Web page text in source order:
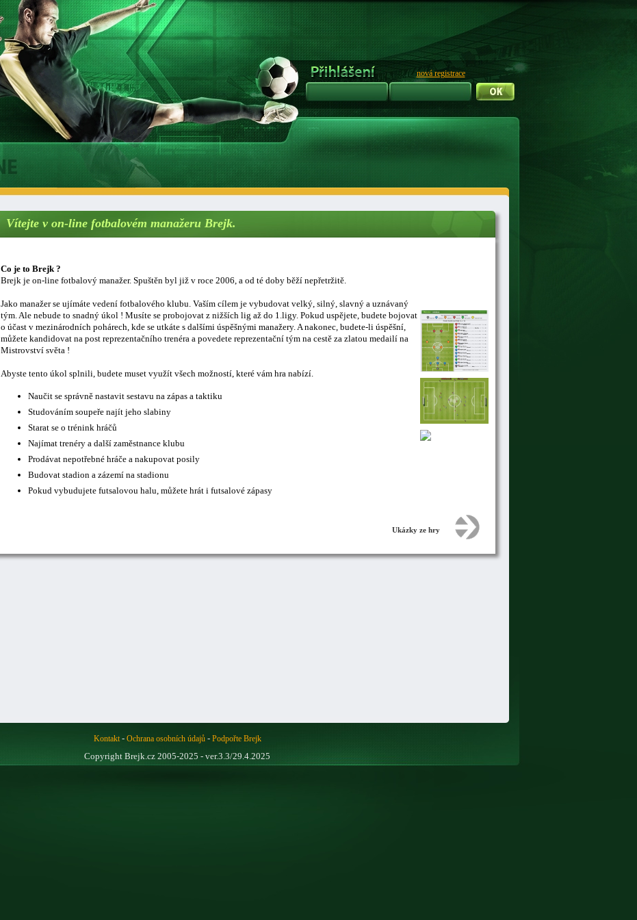
nová registrace
Vítejte v on-line fotbalovém manažeru Brejk.
Co je to Brejk ?
Brejk je on-line fotbalový manažer. Spuštěn byl již v roce 2006, a od té doby běží nepřetržitě.
Jako manažer se ujímáte vedení fotbalového klubu. Vaším cílem je vybudovat velký, silný, slavný a uznávaný
tým. Ale nebude to snadný úkol ! Musíte se probojovat z nižších lig až do 1.ligy. Pokud uspějete, budete bojovat
o účast v mezinárodních pohárech, kde se utkáte s dalšími úspěšnými manažery. A nakonec, budete-li úspěšní,
můžete kandidovat na post reprezentačního trenéra a povedete reprezentační tým na cestě za zlatou medailí na
Mistrovství světa !
Abyste tento úkol splnili, budete muset využít všech možností, které vám hra nabízí.
Naučit se správně nastavit sestavu na zápas a taktiku
Studováním soupeře najít jeho slabiny
Starat se o trénink hráčů
Najímat trenéry a další zaměstnance klubu
Prodávat nepotřebné hráče a nakupovat posily
Budovat stadion a zázemí na stadionu
Pokud vybudujete futsalovou halu, můžete hrát i futsalové zápasy
Ukázky ze hry
Kontakt- Ochrana osobních údajů- Podpořte Brejk
Copyright Brejk.cz 2005-2025 - ver.3.3/29.4.2025